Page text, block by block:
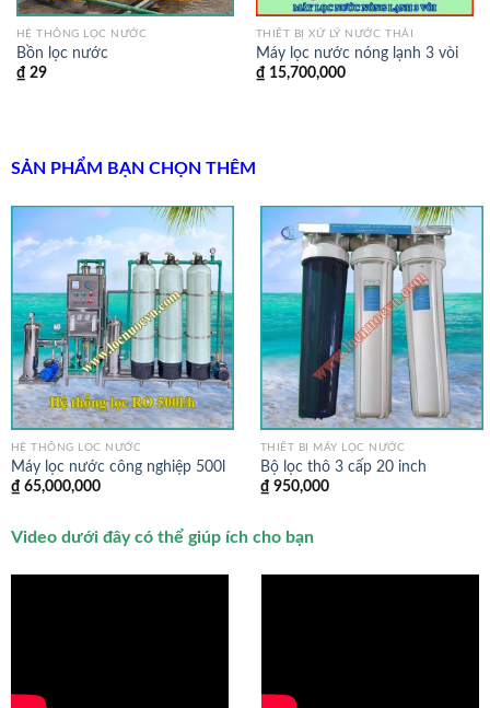
HỆ THỐNG LỌC NƯỚC
Bồn lọc nước
₫ 29
THIẾT BỊ XỬ LÝ NƯỚC THẢI
Máy lọc nước nóng lạnh 3 vòi
₫ 15,700,000
SẢN PHẨM BẠN CHỌN THÊM
HỆ THỐNG LỌC NƯỚC
Máy lọc nước công nghiệp 500l
₫ 65,000,000
THIẾT BỊ MÁY LỌC NƯỚC
Bộ lọc thô 3 cấp 20 inch
₫ 950,000
Video dưới đây có thể giúp ích cho bạn